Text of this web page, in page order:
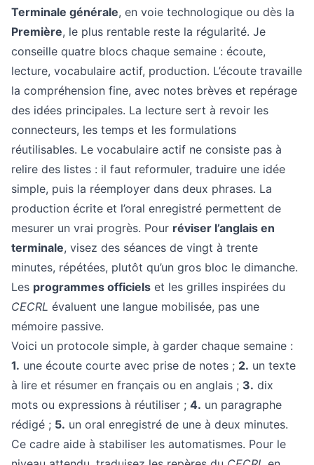
Terminale générale, en voie technologique ou dès la
Première, le plus rentable reste la régularité. Je
conseille quatre blocs chaque semaine : écoute,
lecture, vocabulaire actif, production. L’écoute travaille
la compréhension fine, avec notes brèves et repérage
des idées principales. La lecture sert à revoir les
connecteurs, les temps et les formulations
réutilisables. Le vocabulaire actif ne consiste pas à
relire des listes : il faut reformuler, traduire une idée
simple, puis la réemployer dans deux phrases. La
production écrite et l’oral enregistré permettent de
mesurer un vrai progrès. Pour réviser l’anglais en
terminale, visez des séances de vingt à trente
minutes, répétées, plutôt qu’un gros bloc le dimanche.
Les programmes officiels et les grilles inspirées du
CECRL évaluent une langue mobilisée, pas une
mémoire passive.
Voici un protocole simple, à garder chaque semaine :
1. une écoute courte avec prise de notes ; 2. un texte
à lire et résumer en français ou en anglais ; 3. dix
mots ou expressions à réutiliser ; 4. un paragraphe
rédigé ; 5. un oral enregistré de une à deux minutes.
Ce cadre aide à stabiliser les automatismes. Pour le